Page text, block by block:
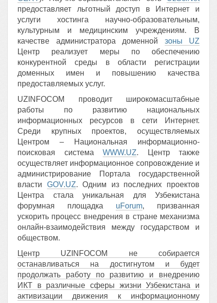
предоставляет льготный доступ в Интернет и
услуги хостинга научно-образовательным,
культурным и медицинским учреждениям. В
качестве администратора доменной зоны UZ
Центр реализует меры по обеспечению
конкурентной среды в области регистрации
доменных имен и повышению качества
предоставляемых услуг.
UZINFOCOM проводит широкомасштабные
работы по развитию национальных
информационных ресурсов в сети Интернет.
Среди крупных проектов, осуществляемых
Центром – Национальная информационно-
поисковая система WWW.UZ. Центр также
осуществляет информационное сопровождение и
администрирование Портала государственной
власти GOV.UZ. Одним из последних проектов
Центра стала уникальная для Узбекистана
форумная площадка uForum, призванная
ускорить процесс внедрения в стране механизма
онлайн-взаимодействия между государством и
обществом.
Центр UZINFOCOM не собирается
останавливаться на достигнутом и будет
продолжать работу по развитию и внедрению
ИКТ в различные сферы жизни Узбекистана и
активизации движения к информационному